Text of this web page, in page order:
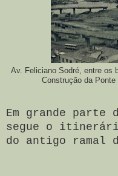
Av. Feliciano Sodré, entre os
Construção da
Em grande
segue o
do antigo ramal